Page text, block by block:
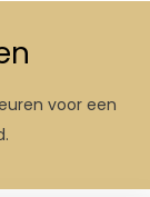
voor een